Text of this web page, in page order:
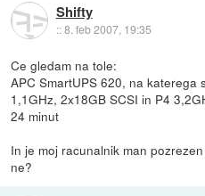
Shifty
::8. feb 2007, 19:35
Ce gledam na tole:
APC SmartUPS 620, na
1,1GHz, 2x18GB SCSI in P4
24 minut
In je moj racunalnik man
ne?